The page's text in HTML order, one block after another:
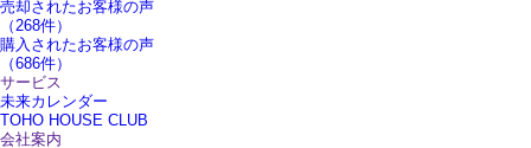
売却されたお客様の声
（268件）
購入されたお客様の声
（686件）
サービス
未来カレンダー
TOHO HOUSE CLUB
会社案内